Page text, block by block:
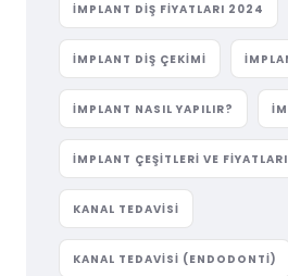
IMPLANT DIŞ FIYATLARI 2024
IMPLANT DIŞ ÇEKIMI
IMPLANT NASIL YAPILIR?
IMPLANT ÇEŞITLERI VE FIYATLARI
KANAL TEDAVISI
KANAL TEDAVISI (ENDODONTI)